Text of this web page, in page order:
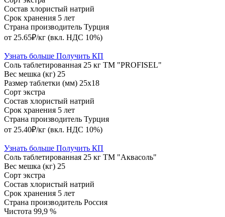
Состав хлористый натрий
Срок хранения 5 лет
Страна производитель Турция
от 25.65₽/кг (вкл. НДС 10%)
Узнать больше Получить КП
Соль таблетированная 25 кг ТМ "PROFISEL"
Вес мешка (кг) 25
Размер таблетки (мм) 25х18
Сорт экстра
Состав хлористый натрий
Срок хранения 5 лет
Страна производитель Турция
от 25.40₽/кг (вкл. НДС 10%)
Узнать больше Получить КП
Соль таблетированная 25 кг ТМ "Аквасоль"
Вес мешка (кг) 25
Сорт экстра
Состав хлористый натрий
Срок хранения 5 лет
Страна производитель Россия
Чистота 99,9 %